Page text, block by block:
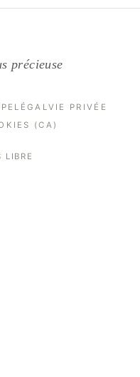
précieuse
LÉGALVIE PRIVÉE
(CA)